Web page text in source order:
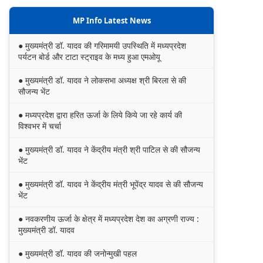
MP Info Latest News
● मुख्यमंत्री डॉ. यादव की गरिमामयी उपस्थिति में मध्यप्रदेश
पर्यटन बोर्ड और टाटा स्ट्राइव के मध्य हुआ एमओयू
● मुख्यमंत्री डॉ. यादव ने लोकसभा अध्यक्ष श्री बिरला से की
सौजन्य भेंट
● मध्यप्रदेश द्वारा हरित ऊर्जा के लिये किये जा रहे कार्य की
विश्वभर में चर्चा
● मुख्यमंत्री डॉ. यादव ने केंद्रीय मंत्री श्री पाटिल से की सौजन्य
भेंट
● मुख्यमंत्री डॉ. यादव ने केंद्रीय मंत्री भूपेंद्र यादव से की सौजन्य
भेंट
● नवकरणीय ऊर्जा के क्षेत्र में मध्यप्रदेश देश का अग्रणी राज्य :
मुख्यमंत्री डॉ. यादव
● मुख्यमंत्री डॉ. यादव की जनोन्मुखी पहल